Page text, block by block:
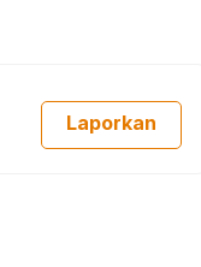
Laporkan